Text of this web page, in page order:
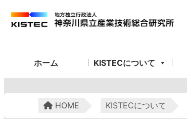
ホーム KISTECについて
HOME KISTECについて